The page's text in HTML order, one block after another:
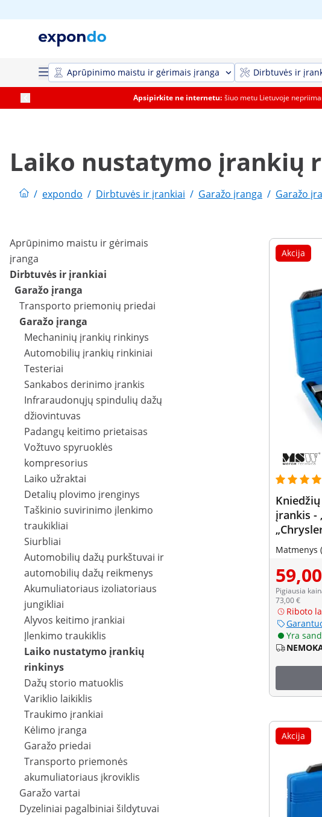
Aprūpinimo maistu ir gėrimais įranga Dirbtuvės ir
Apsipirkite ne internetu: šiuo metu Lietuvoje
Laiko nustatymo įrankių
/ expondo / Dirbtuvės ir įrankiai / Garažo įranga / Garažo
Aprūpinimo maistu ir gėrimais
įranga
Dirbtuvės ir įrankiai
Garažo įranga
Transporto priemonių priedai
Garažo įranga
Mechaninių įrankių rinkinys
Automobilių įrankių rinkiniai
Testeriai
Sankabos derinimo įrankis
Infraraudonųjų spindulių dažų
džiovintuvas
Padangų keitimo prietaisas
Vožtuvo spyruoklės
kompresorius
Laiko užraktai
Detalių plovimo įrenginys
Taškinio suvirinimo įlenkimo
traukikliai
Siurbliai
Automobilių dažų purkštuvai ir
automobilių dažų reikmenys
Akumuliatoriaus izoliatoriaus
jungikliai
Alyvos keitimo įrankiai
Įlenkimo traukiklis
Laiko nustatymo įrankių
rinkinys
Dažų storio matuoklis
Variklio laikiklis
Traukimo įrankiai
Kėlimo įranga
Garažo priedai
Transporto priemonės
akumuliatoriaus įkroviklis
Garažo vartai
Dyzeliniai pagalbiniai šildytuvai
Akcija
įrankis -
Matmenys
Pigiausia
73,00 €
Riboto
Yra
Akcija